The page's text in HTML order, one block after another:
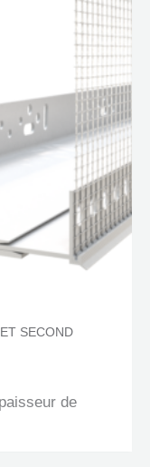
SECOND
de